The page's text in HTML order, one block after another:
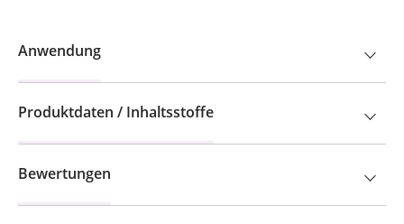
Anwendung
Produktdaten / Inhaltsstoffe
Bewertungen